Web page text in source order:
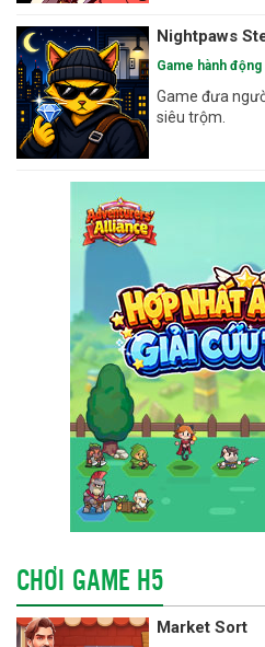
Nightpaws
Game hành động
Game đưa
siêu trộm.
CHƠI GAME H5
Market Sort